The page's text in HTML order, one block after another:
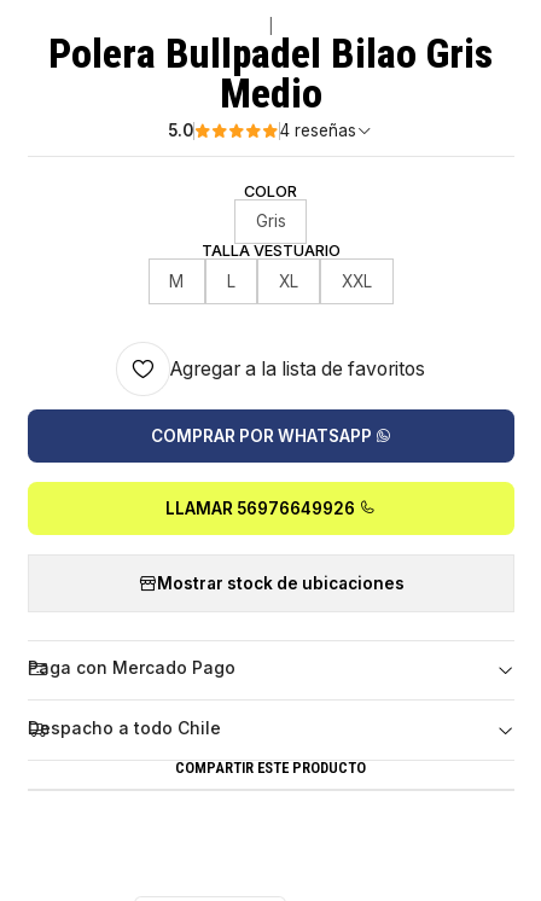
Polera Bullpadel Bilao Gris
Medio
5.0 4 reseñas
COLOR
Gris
TALLA VESTUARIO
M L XL XXL
Agregar a la lista de favoritos
COMPRAR POR WHATSAPP
LLAMAR 56976649926
Mostrar stock de ubicaciones
Paga con Mercado Pago
Despacho a todo Chile
COMPARTIR ESTE PRODUCTO